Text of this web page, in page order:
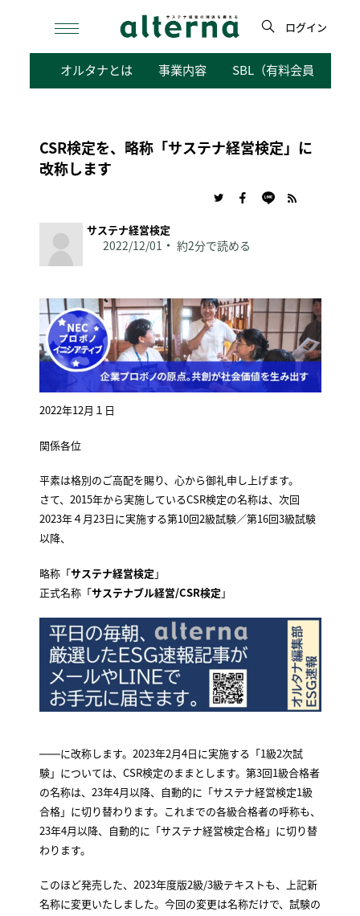
検
ログイン
オルタナとは 事業内容 SBL（有料会員向けサ
CSR検定を、略称「サステナ経営検定」に
改称します
サステナ経営検定
2022/12/01 約2分で読める
2022年12月１日
関係各位
平素は格別のご高配を賜り、心から御礼申し上げます。
さて、2015年から実施しているCSR検定の名称は、次回
2023年４月23日に実施する第10回2級試験／第16回3級試験
以降、
略称「サステナ経営検定 」
正式名称「サステナブル経営/CSR検定 」
――に改称します。2023年2月4日に実施する「1級2次試
験」については、CSR検定のままとします。第3回1級合格者
の名称は、23年4月以降、自動的に「サステナ経営検定1級
合格」に切り替わります。これまでの各級合格者の呼称も、
23年4月以降、自動的に「サステナ経営検定合格」に切り替
わります。
このほど発売した、2023年度版2級/3級テキストも、上記新
名称に変更いたしました。今回の変更は名称だけで、試験の